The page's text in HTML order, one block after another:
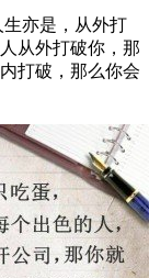
亦是，从外打
从外打破你，那
打破，那么你会